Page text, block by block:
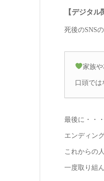
【デジタル
死後のSNS
家族や
口頭で
最後に・・・
エンディン
これからの
一度取り組